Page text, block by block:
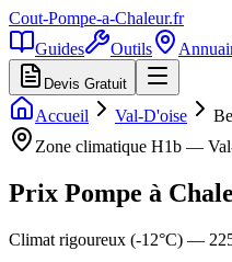
Cout-Pompe-a-Chaleur.fr
Guides
Outils
Devis Gratuit
Accueil Val-D'oise
Zone climatique H1b —
Prix Pompe à
Climat rigoureux (-12°C) —